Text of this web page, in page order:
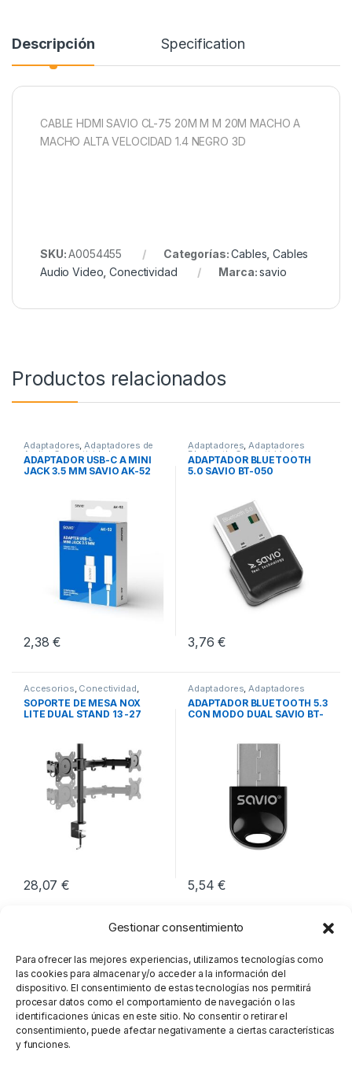
Gestionar consentimiento
Para ofrecer las mejores experiencias, utilizamos tecnologías como
las cookies para almacenar y/o acceder a la información del
dispositivo. El consentimiento de estas tecnologías nos permitirá
procesar datos como el comportamiento de navegación o las
identificaciones únicas en este sitio. No consentir o retirar el
consentimiento, puede afectar negativamente a ciertas características
y funciones.
Descripción Specification
CABLE HDMI SAVIO CL-75 20M M M 20M MACHO A
MACHO ALTA VELOCIDAD 1.4 NEGRO 3D
SKU:A0054455 Categorías:Cables ,Cables
Audio Video ,Conectividad Marca:savio
Productos relacionados
Adaptadores,Adaptadores de
Audio,Conectividad
ADAPTADOR USB-C A MINI
JACK 3.5 MM SAVIO AK-52
2,38€
Adaptadores,Adaptadores
Bluetooth, Conectividad
ADAPTADOR BLUETOOTH
5.0 SAVIO BT-050
3,76€
Accesorios, Conectividad,
Soportes TV
SOPORTE DE MESA NOX
LITE DUAL STAND 13 -27
28,07€
Adaptadores,Adaptadores
Bluetooth, Conectividad
ADAPTADOR BLUETOOTH 5.3
CON MODO DUAL SAVIO BT-
5,54€